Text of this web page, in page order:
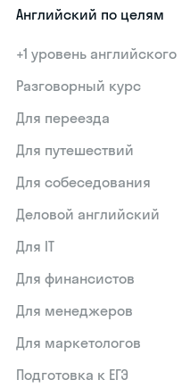
Английский по целям
+1 уровень английского
Разговорный курс
Для переезда
Для путешествий
Для собеседования
Деловой английский
Для IT
Для финансистов
Для менеджеров
Для маркетологов
Подготовка к ЕГЭ